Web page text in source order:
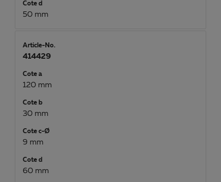
Cote d
50 mm
Article-No.
414429
Cote a
120 mm
Cote b
30 mm
Cote c-Ø
9 mm
Cote d
60 mm